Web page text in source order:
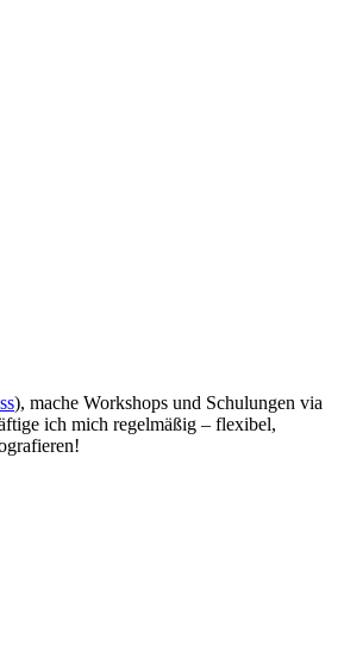
), mache Workshops und Schulungen via
ich mich regelmäßig – flexibel,